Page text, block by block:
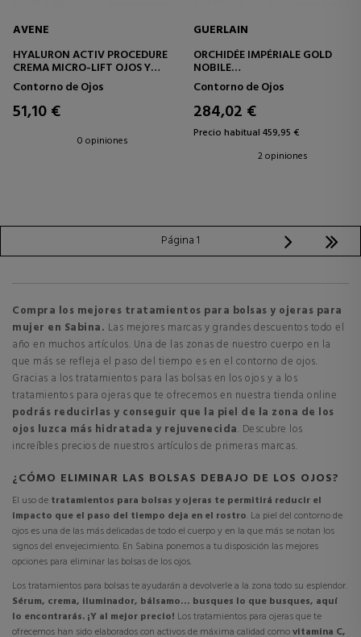
AVENE
HYALURON ACTIV PROCEDURE
CREMA MICRO-LIFT OJOS Y
LABIOS - 0,05% RETINAL
Contorno de Ojos
51,10 €
0 opiniones
GUERLAIN
ORCHIDÉE IMPÉRIALE GOLD
NOBILE
TRATAMIENTO ANTIEDAD Y
LUMINOSIDAD COMPLETO
PARA LOS OJOS
Contorno de Ojos
284,02 €
Precio habitual 459,95 €
2 opiniones
Página 1
Compra los mejores tratamientos para bolsas y ojeras para
mujer en Sabina. Las mejores marcas y grandes descuentos todo el
año en muchos artículos. Una de las zonas de nuestro cuerpo en la
que más se refleja el paso del tiempo es en el contorno de ojos.
Gracias a los tratamientos para las bolsas en los ojos y a los
tratamientos para ojeras que te ofrecemos en nuestra tienda online
podrás reducirlas y conseguir que la piel de la zona de los
ojos luzca más hidratada y rejuvenecida. Descubre los
increíbles precios de nuestros artículos de primeras marcas.
¿CÓMO ELIMINAR LAS BOLSAS DEBAJO DE LOS OJOS?
El uso de tratamientos para bolsas y ojeras te permitirá reducir el
impacto que el paso del tiempo deja en el rostro. La piel del contorno de
ojos es una de las más delicadas de todo el cuerpo y en la que más se notan los
signos del envejecimiento. En Sabina ponemos a tu disposición las mejores
opciones para eliminar las bolsas de los ojos.
Los tratamientos para bolsas te ayudarán a devolverle a la zona todo su esplendor.
Sérum, crema, iluminador, bálsamo… busques lo que busques, aquí
lo encontrarás. ¡Y al mejor precio! Los tratamientos para ojeras que te
ofrecemos han sido elaborados con activos de máxima calidad comovitamina C,